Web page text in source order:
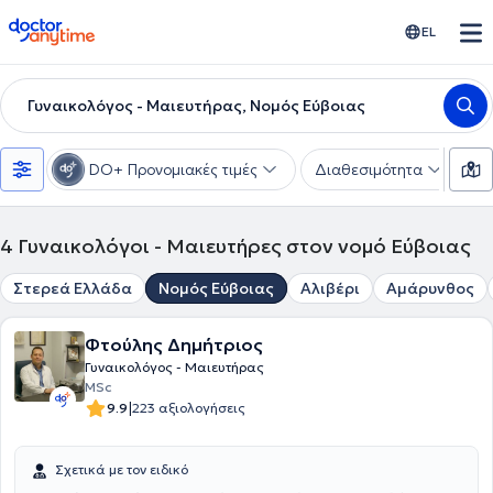
doctoranytime EL
Γυναικολόγος - Μαιευτήρας, Νομός Εύβοιας
DO+ Προνομιακές τιμές Διαθεσιμότητα
4 Γυναικολόγοι - Μαιευτήρες στον νομό Εύβοιας
Στερεά Ελλάδα Νομός Εύβοιας Αλιβέρι Αμάρυνθος
Φτούλης Δημήτριος
Γυναικολόγος - Μαιευτήρας
MSc
9.9|223 αξιολογήσεις
Σχετικά με τον ειδικό